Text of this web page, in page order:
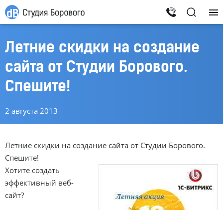
Летние скидки на создание
сайта от Студии Борового.
Спешите!
2 августа 2013
Летние скидки на создание сайта от Студии Борового.
Спешите!
Хотите создать
эффективный веб-
сайт?